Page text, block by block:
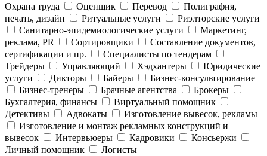
Охрана труда
Оценщик Перевод
Полиграфия,
печать, дизайн
Ритуальные услуги
Риэлторские услуги
Санитарно-эпидемиологические услуги
Маркетинг,
реклама, PR
Сортировщики
Составление документов,
сертификации и пр.
Специалисты по тендерам
Трейдеры
Управляющий Хэдхантеры
Юридические
услуги
Дикторы Байеры
Бизнес-консультирование
Бизнес-тренеры
Брачные агентства
Брокеры
Бухгалтерия, финансы
Виртуальный помощник
Детективы
Адвокаты
Изготовление вывесок, рекламы
Изготовление и монтаж рекламных конструкций и
вывесок
Интервьюеры Кадровики
Консьержи
Личный помощник
Логисты